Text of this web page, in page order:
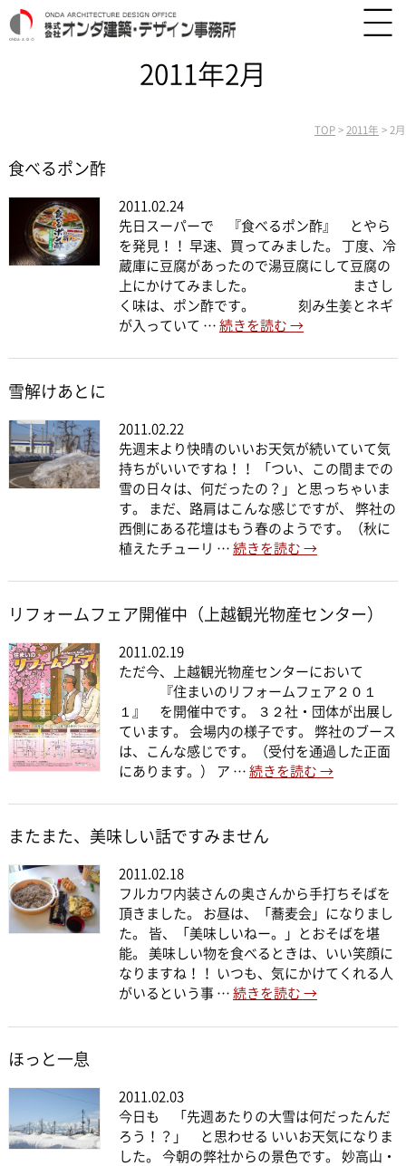
2011年2月
TOP > 2011年 > 2月
食べるポン酢
2011.02.24
先日スーパーで 『食べるポン酢』 とやら
を発見！！ 早速、買ってみました。 丁度、冷
蔵庫に豆腐があったので湯豆腐にして豆腐の
上にかけてみました。 まさし
く味は、ポン酢です。 刻み生姜とネギ
が入っていて … 続きを読む →
雪解けあとに
2011.02.22
先週末より快晴のいいお天気が続いていて気
持ちがいいですね！！ 「つい、この間までの
雪の日々は、何だったの？」と思っちゃいま
す。 まだ、路肩はこんな感じですが、 弊社の
西側にある花壇はもう春のようです。（秋に
植えたチューリ … 続きを読む →
リフォームフェア開催中（上越観光物産センター）
2011.02.19
ただ今、上越観光物産センターにおいて
『住まいのリフォームフェア２０１
１』 を開催中です。 ３２社・団体が出展し
ています。 会場内の様子です。 弊社のブース
は、こんな感じです。（受付を通過した正面
にあります。） ア … 続きを読む →
またまた、美味しい話ですみません
2011.02.18
フルカワ内装さんの奥さんから手打ちそばを
頂きました。 お昼は、「蕎麦会」になりまし
た。 皆、「美味しいねー。」とおそばを堪
能。 美味しい物を食べるときは、いい笑顔に
なりますね！！ いつも、気にかけてくれる人
がいるという事 … 続きを読む →
ほっと一息
2011.02.03
今日も 「先週あたりの大雪は何だったんだ
ろう！？」 と思わせる いいお天気になりま
した。 今朝の弊社からの景色です。 妙高山・